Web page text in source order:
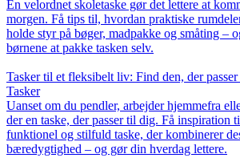
En velordnet skoletaske gør det lettere at
morgen. Få tips til, hvordan praktiske
holde styr på bøger, madpakke og småting –
børnene at pakke tasken selv.
Tasker til et fleksibelt liv: Find den, der
Tasker
Uanset om du pendler, arbejder hjemmefra
der en taske, der passer til dig. Få inspiration
funktionel og stilfuld taske, der kombinerer
bæredygtighed – og gør din hverdag lettere.